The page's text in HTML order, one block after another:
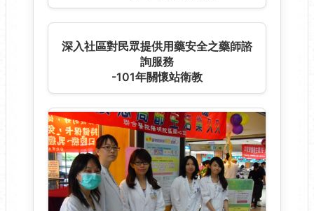
深入社區對民眾提供用藥安全之藥師諮
詢服務
-101年關懷站衛教